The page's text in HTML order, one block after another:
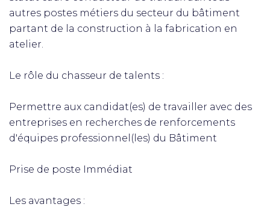
autres postes métiers du secteur du bâtiment
partant de la construction à la fabrication en
atelier.
Le rôle du chasseur de talents :
Permettre aux candidat(es) de travailler avec des
entreprises en recherches de renforcements
d'équipes professionnel(les) du Bâtiment
Prise de poste Immédiat
Les avantages :